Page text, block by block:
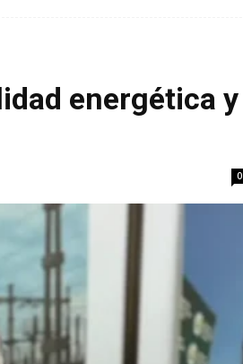
energética y
0